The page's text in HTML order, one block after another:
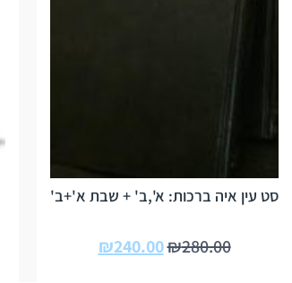
סט עין איה ברכות: א',ב' + שבת א'+ב'
₪280.00
₪240.00